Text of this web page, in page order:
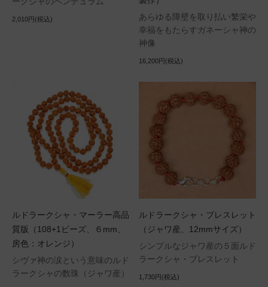
2,010円(税込)
あらゆる障壁を取り払い繁栄や
幸福をもたらすガネーシャ神の
神像
16,200円(税込)
ルドラークシャ・マーラー高品
質版（108+1ビーズ、６mm、
房色：オレンジ）
シヴァ神の涙という意味のルド
ラークシャの数珠（ジャワ産）
ルドラークシャ・ブレスレット
（ジャワ産、12mmサイズ）
シンプルなジャワ産の５面ルド
ラークシャ・ブレスレット
1,730円(税込)